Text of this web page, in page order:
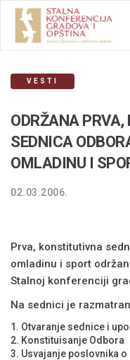
VESTI
ODRŽANA
SEDNICA
OMLADINU I
02.03.2006.
Prva, konstitutivna
omladinu i sport
Stalnoj konferenciji
Na sednici je
Otvaranje sednice i
Konstituisanje Odbora
Usvajanje poslovnika o